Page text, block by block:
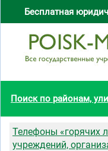
Бесплатная
Поиск по районам,
Телефоны «горячих
учреждений,